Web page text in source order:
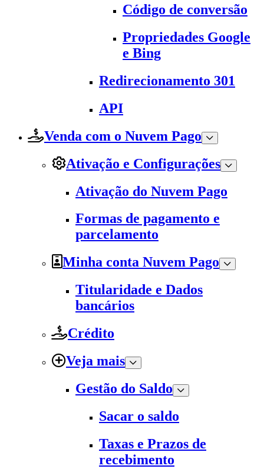
Código de conversão
Propriedades Google
e Bing
Redirecionamento 301
API
Venda com o Nuvem Pago
Ativação e Configurações
Ativação do Nuvem Pago
Formas de pagamento e
parcelamento
Minha conta Nuvem Pago
Titularidade e Dados
bancários
Crédito
Veja mais
Gestão do Saldo
Sacar o saldo
Taxas e Prazos de
recebimento